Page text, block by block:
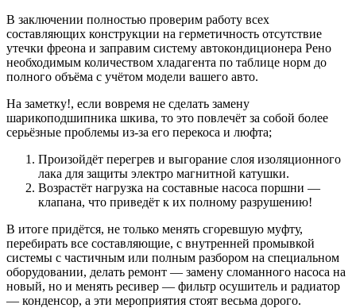
В заключении полностью проверим работу всех
составляющих конструкции на герметичность отсутствие
утечки фреона и заправим систему автокондиционера Рено
необходимым количеством хладагента по таблице норм до
полного объёма с учётом модели вашего авто.
На заметку!, если вовремя не сделать замену
шарикоподшипника шкива, то это повлечёт за собой более
серьёзные проблемы из-за его перекоса и люфта;
Произойдёт перегрев и выгорание слоя изоляционного
лака для защиты электро магнитной катушки.
Возрастёт нагрузка на составные насоса поршни —
клапана, что приведёт к их полному разрушению!
В итоге придётся, не только менять сгоревшую муфту,
перебирать все составляющие, с внутренней промывкой
системы с частичным или полным разбором на специальном
оборудовании, делать ремонт — замену сломанного насоса на
новый, но и менять ресивер — фильтр осушитель и радиатор
— конденсор, а эти мероприятия стоят весьма дорого.